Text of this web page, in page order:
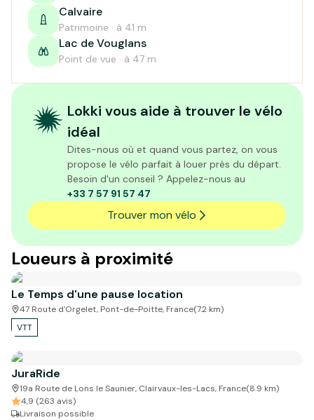
Calvaire
Patrimoine · à 41 m
Lac de Vouglans
Point de vue · à 47 m
Lokki vous aide à trouver le vélo
idéal
Dites-nous où et quand vous partez, on vous
propose le vélo parfait à louer près du départ.
Besoin d'un conseil ? Appelez-nous au
+33 7 57 91 57 47
Trouver mon vélo
Loueurs à proximité
Le Temps d'une pause location
47 Route d'Orgelet, Pont-de-Poitte, France(7.2 km)
VTT
JuraRide
19a Route de Lons le Saunier, Clairvaux-les-Lacs, France(8.9 km)
4,9 (263 avis)
Livraison possible